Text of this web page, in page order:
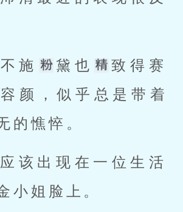
施 黛也
致得赛
颜，似乎总是带着
的憔悴。
小姐脸上。